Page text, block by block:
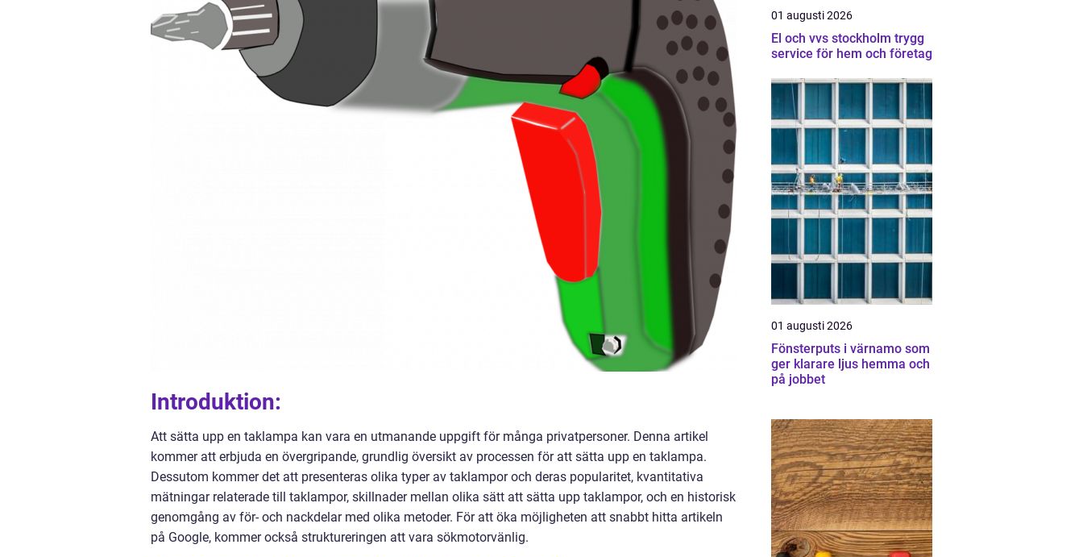
Introduktion:
Att sätta upp en taklampa kan vara en utmanande uppgift för många privatpersoner. Denna artikel
kommer att erbjuda en övergripande, grundlig översikt av processen för att sätta upp en taklampa.
Dessutom kommer det att presenteras olika typer av taklampor och deras popularitet, kvantitativa
mätningar relaterade till taklampor, skillnader mellan olika sätt att sätta upp taklampor, och en historisk
genomgång av för- och nackdelar med olika metoder. För att öka möjligheten att snabbt hitta artikeln
på Google, kommer också struktureringen att vara sökmotorvänlig.
01 augusti 2026
El och vvs stockholm trygg
service för hem och företag
01 augusti 2026
Fönsterputs i värnamo som
ger klarare ljus hemma och
på jobbet